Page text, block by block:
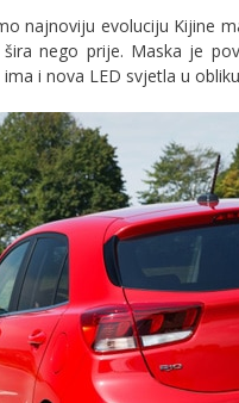
najnoviju evoluciju Kijine
nego prije. Maska je
i nova LED svjetla u